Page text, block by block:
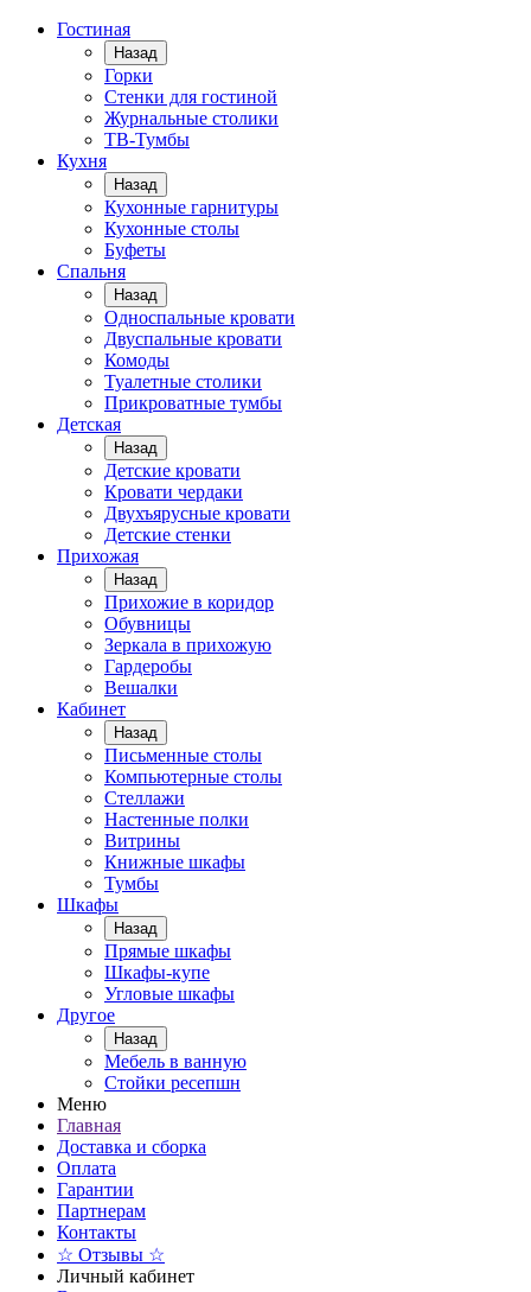
Гостиная
Назад
Горки
Стенки для гостиной
Журнальные столики
TВ-Тумбы
Кухня
Назад
Кухонные гарнитуры
Кухонные столы
Буфеты
Спальня
Назад
Односпальные кровати
Двуспальные кровати
Комоды
Туалетные столики
Прикроватные тумбы
Детская
Назад
Детские кровати
Кровати чердаки
Двухъярусные кровати
Детские стенки
Прихожая
Назад
Прихожие в коридор
Обувницы
Зеркала в прихожую
Гардеробы
Вешалки
Кабинет
Назад
Письменные столы
Компьютерные столы
Стеллажи
Настенные полки
Витрины
Книжные шкафы
Тумбы
Шкафы
Назад
Прямые шкафы
Шкафы-купе
Угловые шкафы
Другое
Назад
Мебель в ванную
Стойки ресепшн
Меню
Главная
Доставка и сборка
Оплата
Гарантии
Партнерам
Контакты
☆ Отзывы ☆
Личный кабинет